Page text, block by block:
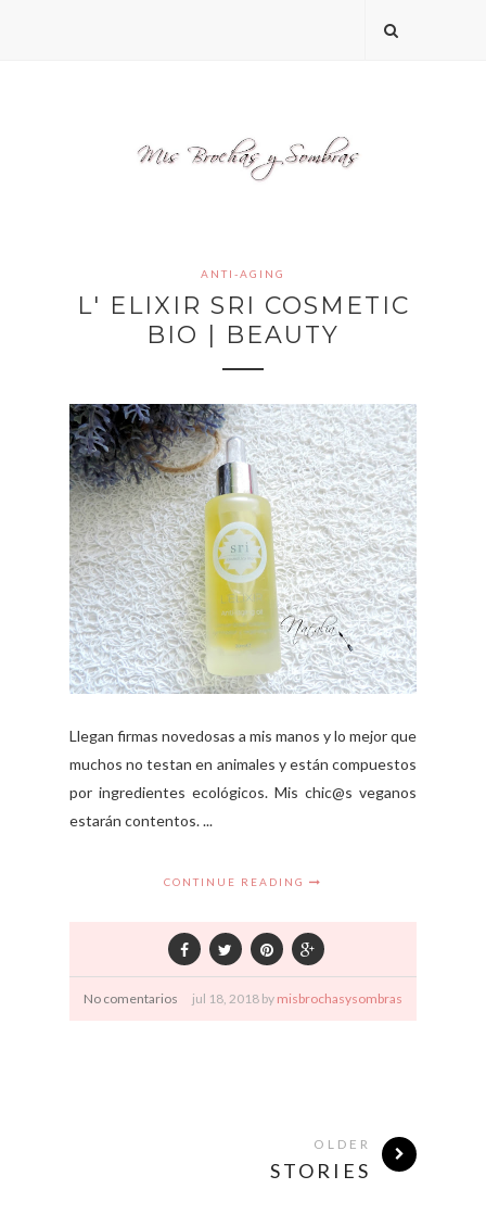
ANTI-AGING
L' ELIXIR SRI COSMETIC
BIO | BEAUTY
Llegan firmas novedosas a mis manos y lo mejor que
muchos no testan en animales y están compuestos
por ingredientes ecológicos. Mis chic@s veganos
estarán contentos. ...
CONTINUE READING
No comentarios jul 18, 2018 by misbrochasysombras
OLDER
STORIES